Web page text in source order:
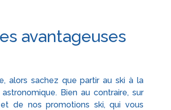
avantageuses
alors sachez que partir au ski à la
Bien au contraire, sur
de nos promotions ski, qui vous